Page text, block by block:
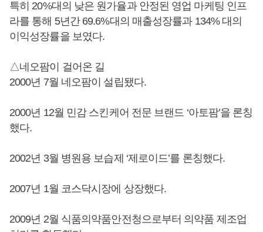
특히 20%대의 낮은 원가율과 안정된 영업 마케팅 인프
라를 통해 5년간 69.6%대의 매출성장률과 134% 대의
이익성장률을 보였다.
△네오팜이 걸어온 길
2000년 7월 네오팜이 설립됐다.
2000년 12월 민감 스킨케어 전문 브랜드 ‘아토팜’을 론칭
했다.
2002년 3월 병원용 보습제 ‘제로이드’를 론칭했다.
2007년 1월 코스닥시장에 상장했다.
2009년 2월 식품의약품안전청으로부터 의약품 제조업